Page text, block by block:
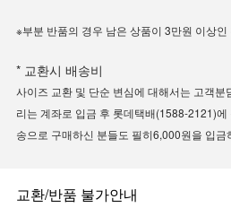
※부분 반품의 경우 남은 상품이 3만원 이상
* 교환시 배송비
사이즈 교환 및 단순 변심에 대해서는 고객
리는 계좌로 입금 후 롯데택배(1588-2121)
송으로 구매하신 분들도 필히6,000원을 입금
교환/반품 불가안내